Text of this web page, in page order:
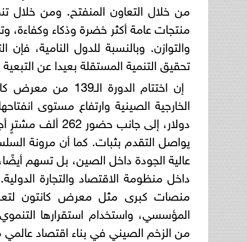
من خلال التعاون المنفتح. ومن خلال
منتجات عامة أكثر خضرة وذكاء وكفاءة،
والتوازن. وبالنسبة للدول النامية، فإن
تحقيق التنمية المستقلة بعيدا عن
إن اختتام الدورة
دولار، إلى
يواصل التقدم بثبات. كما أن مرونة
عالية الجودة داخل الصين، بل تسهم
داخل منظومة الاقتصاد والتجارة
منصات كبرى مثل معرض كانتون
المؤسسي، واستخدام استقرارها
من الزخم الصيني في بناء اقتصاد